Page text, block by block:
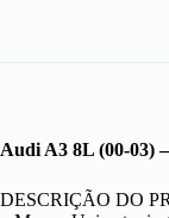
Audi A3 8L (00-03)
DESCRIÇÃO DO